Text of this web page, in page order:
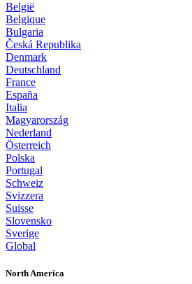
België
Belgique
Bulgaria
Česká Republika
Denmark
Deutschland
France
España
Italia
Magyarország
Nederland
Österreich
Polska
Portugal
Schweiz
Svizzera
Suisse
Slovensko
Sverige
Global
North America